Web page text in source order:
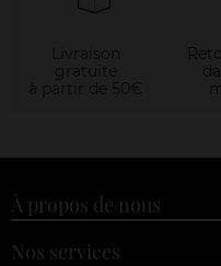
À propos de nous
Nos services